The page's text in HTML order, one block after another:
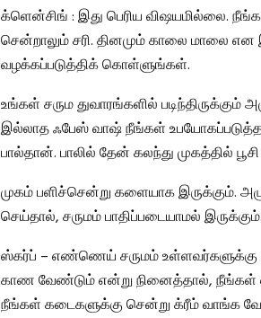
க்ளென்சிங் : இது பெரிய விஷயமில்லை.
சென்றாலும் சரி. தினமும் காலை மாலை
வழக்கப்படுத்திக் கொள்ளுங்கள்.
உங்கள் சரும துவாரங்களில் படிந்திருக்கும்
இல்லாத ஃபேஸ் வாஷ் நீங்கள்
பால்தான். பாலில் தேன் கலந்து முகத்தில்
முகம் பளிச்சென்று களையாக இருக்கும்.
செய்தால், சருமம் பாதிப்படையாமல் இருக்கும்.
ஸ்கர்ப் – எண்ணெய் சருமம் உள்ளவர்களுக்கு
காண வேண்டும் என்று நினைத்தால், நீங்கள்
நீங்கள் கடைகளுக்கு சென்று க்ரீம் வாங்க